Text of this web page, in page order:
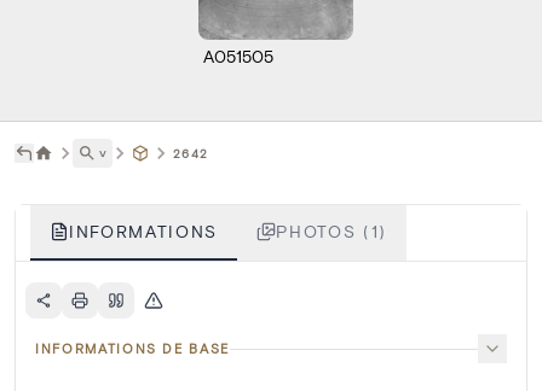
A051505
˅ 2642
INFORMATIONS PHOTOS (1)
INFORMATIONS DE BASE